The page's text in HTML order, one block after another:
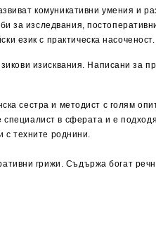
комуникативни умения и
за изследвания,
език с практическа насоченост.
изисквания. Написани за
сестра и методист с голям
в сферата и е
с техните роднини.
грижи. Съдържа богат